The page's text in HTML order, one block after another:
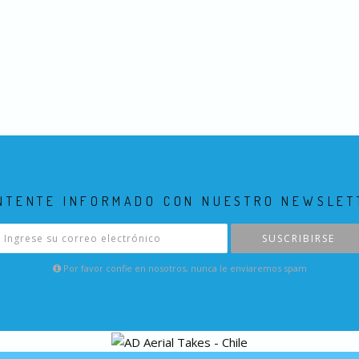
INFORMADO CON NUESTRO
SUSCRIBIRSE
Por favor confie en nosotros, nunca le enviaremos spam